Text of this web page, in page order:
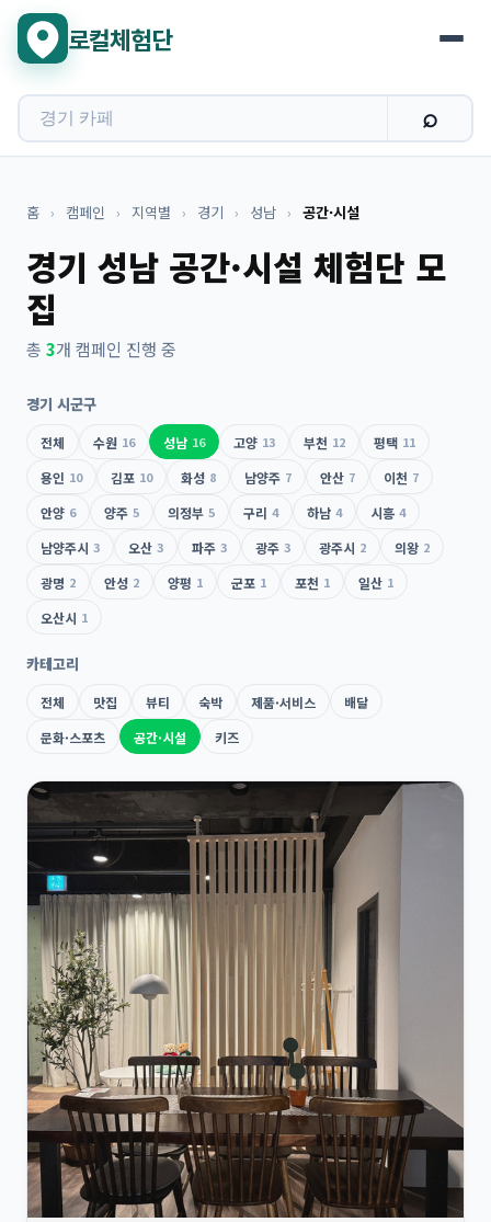
로컬체험단
홈 › 캠페인 › 지역별 › 경기 › 성남 › 공간·시설
경기 성남 공간·시설 체험단 모
집
총 3개 캠페인 진행 중
경기 시군구
전체 수원 16 성남 16 고양 13 부천 12 평택 11
용인 10 김포 10 화성 8 남양주 7 안산 7 이천 7
안양 6 양주 5 의정부 5 구리 4 하남 4 시흥 4
남양주시 3 오산 3 파주 3 광주 3 광주시 2 의왕 2
광명 2 안성 2 양평 1 군포 1 포천 1 일산 1
오산시 1
카테고리
전체 맛집 뷰티 숙박 제품·서비스
배달
문화·스포츠
공간·시설 키즈